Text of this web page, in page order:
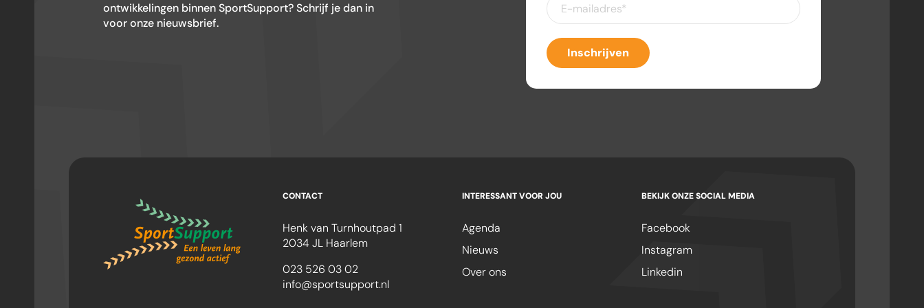
ontwikkelingen binnen SportSupport? Schrijf je dan in
voor onze nieuwsbrief.
mailadres(Vereist)
Inschrijven
CONTACT
Henk van Turnhoutpad 1
2034 JL Haarlem
023 526 03 02
info@sportsupport.nl
INTERESSANT VOOR JOU
Agenda
Nieuws
Over ons
BEKIJK ONZE SOCIAL MEDIA
Facebook
Instagram
Linkedin